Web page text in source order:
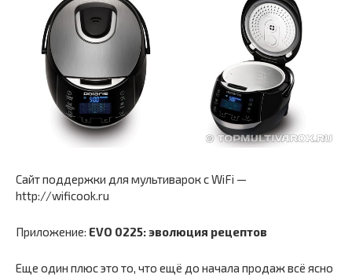
Сайт поддержки для мультиварок с WiFi —
http://wificook.ru
Приложение: EVO 0225: эволюция рецептов
Еще один плюс это то, что ещё до начала продаж всё ясно